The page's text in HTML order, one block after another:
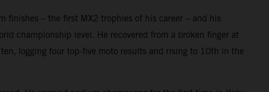
finishes – the first MX2 trophies of his career – and his
championship level. He recovered from a broken finger at
logging four top-five moto results and rising to 10th in the